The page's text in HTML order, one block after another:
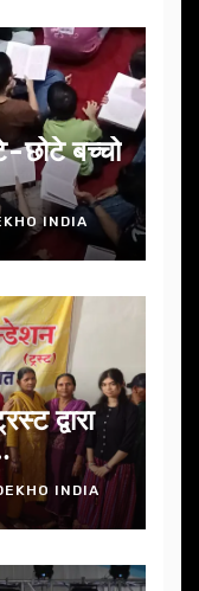
छोटे बच्चो
INDIA
द्वारा
INDIA